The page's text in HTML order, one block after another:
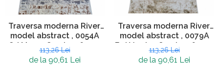
Traversa moderna River,
model abstract , 0054A
Gri Maro , Grosime 6 mm,
Living, Dormitor, Hol
113,26 Lei
de la 90,61 Lei
Traversa moderna River,
model abstract , 0079A
Bej Verde , Grosime 6 mm,
Living, Dormitor, Hol
113,26 Lei
de la 90,61 Lei